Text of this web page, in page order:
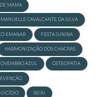
MAMA
CAVALCANTE DA SILVA
EMANAR FESTA JUNINA
HARMONIZAÇÃO DOS CHACRAS
AZUL OSTEOPATIA
REIKI